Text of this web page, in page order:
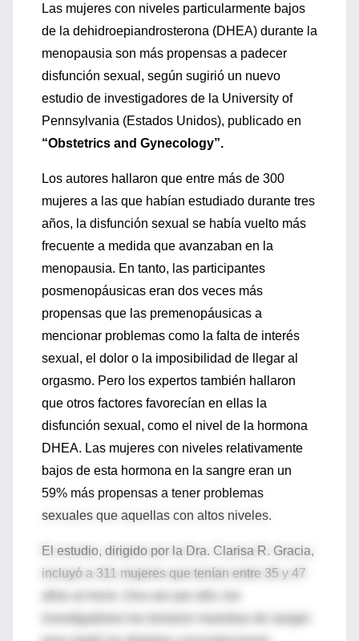
Las mujeres con niveles particularmente bajos
de la dehidroepiandrosterona (DHEA) durante la
menopausia son más propensas a padecer
disfunción sexual, según sugirió un nuevo
estudio de investigadores de la University of
Pennsylvania (Estados Unidos), publicado en
“Obstetrics and Gynecology”.
Los autores hallaron que entre más de 300
mujeres a las que habían estudiado durante tres
años, la disfunción sexual se había vuelto más
frecuente a medida que avanzaban en la
menopausia. En tanto, las participantes
posmenopáusicas eran dos veces más
propensas que las premenopáusicas a
mencionar problemas como la falta de interés
sexual, el dolor o la imposibilidad de llegar al
orgasmo. Pero los expertos también hallaron
que otros factores favorecían en ellas la
disfunción sexual, como el nivel de la hormona
DHEA. Las mujeres con niveles relativamente
bajos de esta hormona en la sangre eran un
59% más propensas a tener problemas
sexuales que aquellas con altos niveles.
El estudio, dirigido por la Dra. Clarisa R. Gracia,
incluyó a 311 mujeres que tenían entre 35 y 47
investigadores les tomaron muestras de sangre